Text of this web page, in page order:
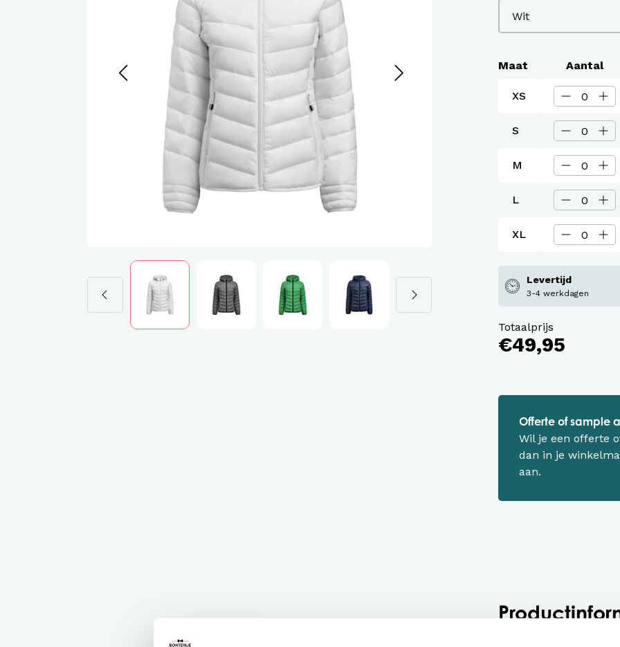
Werkjassen
Werkbroeken en overalls Workwear
Maat Aantal
XS
S
M
L
XL
Levertijd
3-4 werkdagen
Totaalprijs
€49,95
Offerte of sample
Wil je een offerte
dan in je
aan.
Licht